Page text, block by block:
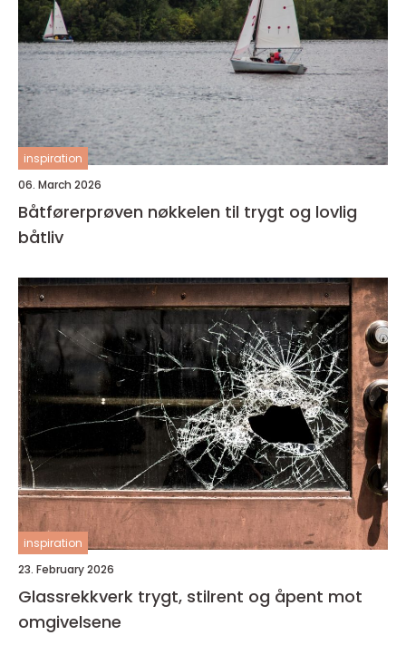
inspiration
06. March 2026
Båtførerprøven nøkkelen til trygt og lovlig
båtliv
inspiration
23. February 2026
Glassrekkverk trygt, stilrent og åpent mot
omgivelsene